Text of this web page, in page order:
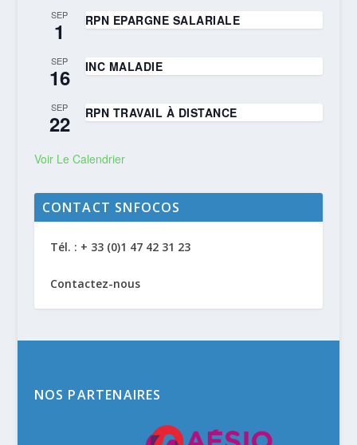
SEP
1 RPN EPARGNE SALARIALE
SEP
16 INC MALADIE
SEP
22 RPN TRAVAIL À DISTANCE
Voir Le Calendrier
CONTACT SNFOCOS
Tél. : + 33 (0)1 47 42 31 23
Contactez-nous
NOS PARTENAIRES